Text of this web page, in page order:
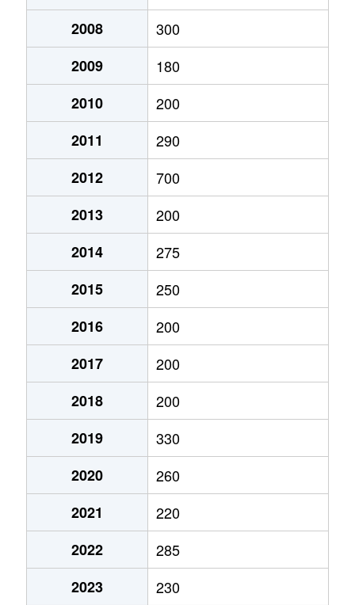
2008
300
2009
180
2010
200
2011
290
2012
700
2013
200
2014
275
2015
250
2016
200
2017
200
2018
200
2019
330
2020
260
2021
220
2022
285
2023
230